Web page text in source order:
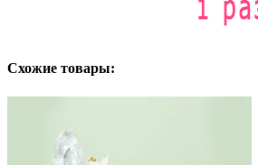
Схожие товары: